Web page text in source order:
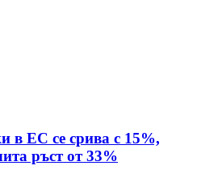
в ЕС се срива с 15%,
ръст от 33%